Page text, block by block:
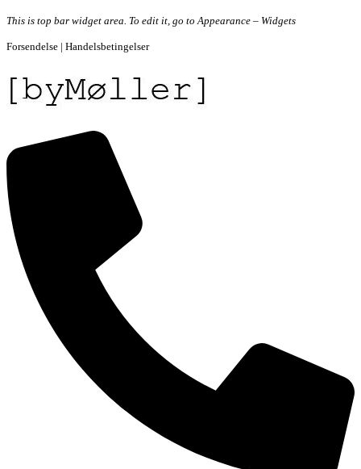
Videre
indhold
This is top bar widget area. To edit it, go to Appearance – Widgets
Forsendelse | Handelsbetingelser
[byMøller]